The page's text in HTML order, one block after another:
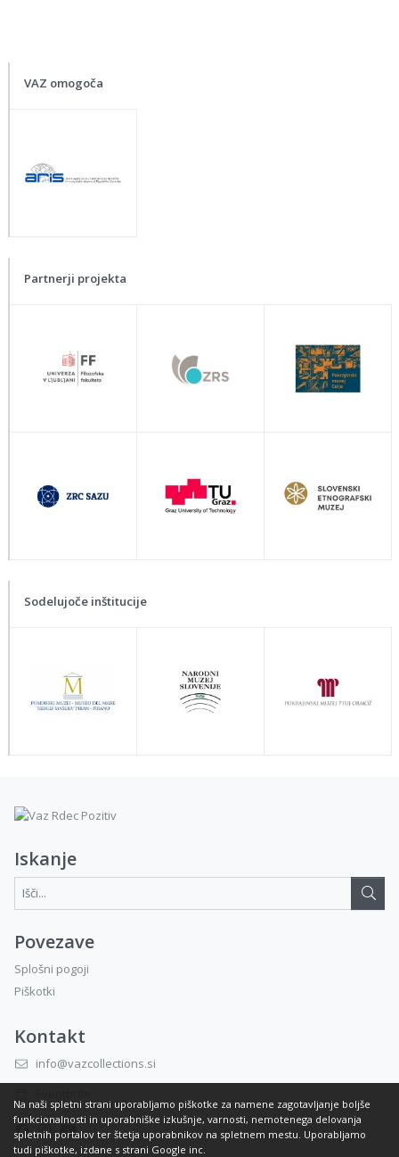
VAZ omogoča
Partnerji projekta
Sodelujoče inštitucije
Iskanje
Išči...:
Povezave
Splošni pogoji
Piškotki
Kontakt
info@vazcollections.si
Na naši spletni strani uporabljamo piškotke za namene zagotavljanje boljše
funkcionalnosti in uporabniške izkušnje, varnosti, nemotenega delovanja
spletnih portalov ter štetja uporabnikov na spletnem mestu. Uporabljamo
tudi piškotke, izdane s strani Google inc.